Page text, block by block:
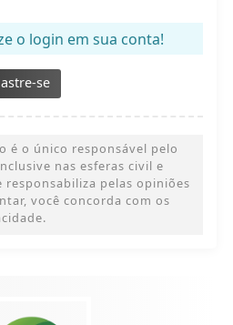
o login em sua conta!
se
é o único responsável pelo
nas esferas civil e
responsabiliza pelas opiniões
você concorda com os